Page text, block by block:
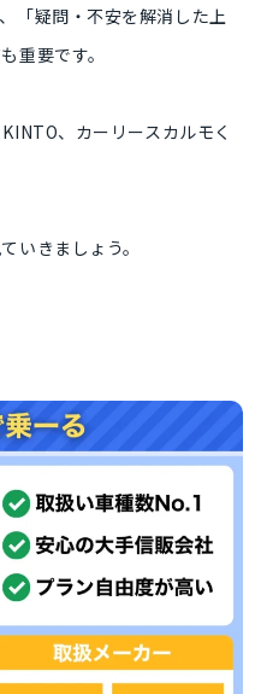
「疑問・不安を解消した上
重要です。
、カーリースカルモく
いきましょう。